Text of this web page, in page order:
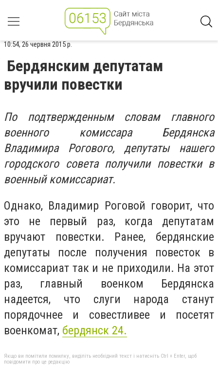
10:54, 26 червня 2015 р.
Бердянским депутатам
вручили повестки
По подтвержденным словам главного
военного комиссара Бердянска
Владимира Рогового, депутаты нашего
городского совета получили повестки в
военный комиссариат.
Однако, Владимир Роговой говорит, что
это не первый раз, когда депутатам
вручают повестки. Ранее, бердянские
депутаты после получения повесток в
комиссариат так и не приходили. На этот
раз, главный военком Бердянска
надеется, что слуги народа станут
порядочнее и совестливее и посетят
военкомат, бердянск 24.
Якщо ви помітили помилку, виділіть необхідний текст і натисніть Ctrl + Enter, щоб
повідомити про це редакцію